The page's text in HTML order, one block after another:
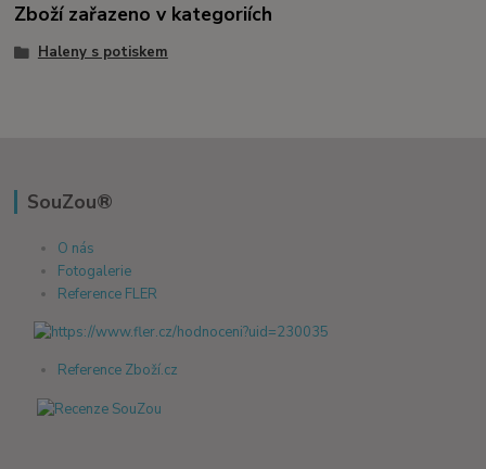
Zboží zařazeno v kategoriích
Haleny s potiskem
SouZou®
O nás
Fotogalerie
Reference FLER
Reference Zboží.cz